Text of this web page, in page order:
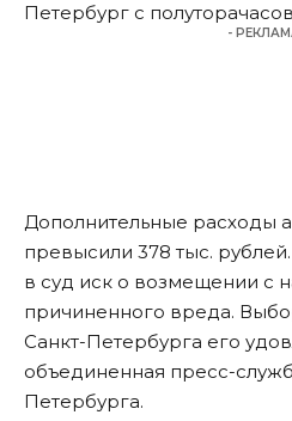
Петербург с
-
Дополнительные расходы
превысили 378 тыс.
в суд иск о возмещении с
причиненного вреда.
Санкт-Петербурга его
объединенная пресс-
Петербурга.